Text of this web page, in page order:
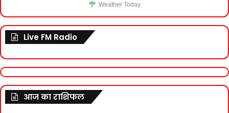
Weather Today
Live FM Radio
आज का राशिफल